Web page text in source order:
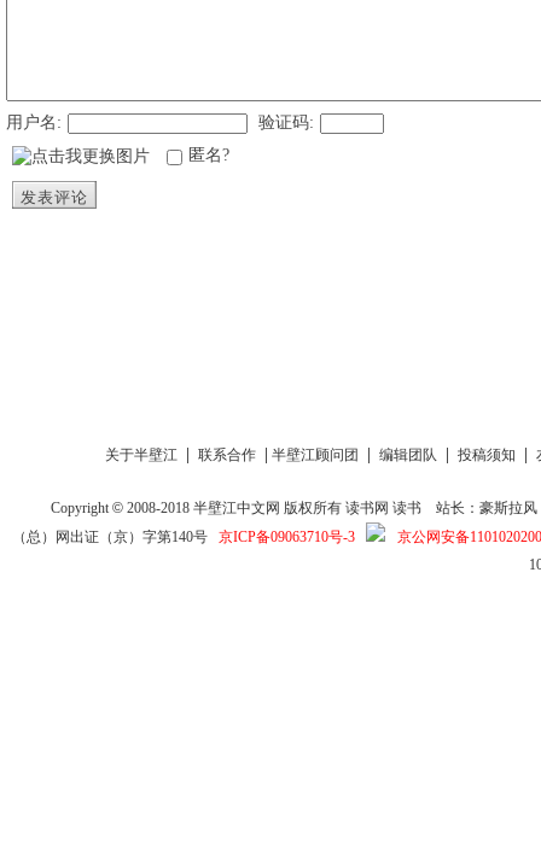
用户名:
验证码:
匿名?
发表评论
关于半壁江 联系合作 半壁江顾问团 编辑团队 投稿须知
Copyright © 2008-2018半壁江中文网 版权所有读书网 读书
站长：豪斯拉风
（总）网出证（京）字第140号 京ICP备09063710号-3
京公网安备